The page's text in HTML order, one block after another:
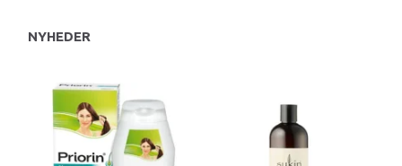
NYHEDER